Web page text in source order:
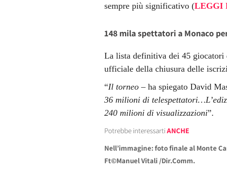
sempre più significativo (LEGGI
148 mila spettatori a Monaco
La lista definitiva dei 45 giocatori
ufficiale della chiusura delle
“Il torneo – ha spiegato David
36 milioni di
240 milioni di visualizzazioni”.
Potrebbe interessartiANCHE
Nell’immagine: foto finale al Monte
Ft©Manuel Vitali /Dir.Comm.